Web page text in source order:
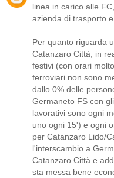
linea in carico alle
azienda di trasporto
Per quanto riguarda
Catanzaro Città, in
festivi (con orari
ferroviari non sono
dallo 0% delle
Germaneto FS con
lavorativi sono ogni
uno ogni 15') e ogni
per Catanzaro Lido/
l'interscambio a
Catanzaro Città e
sta messa bene